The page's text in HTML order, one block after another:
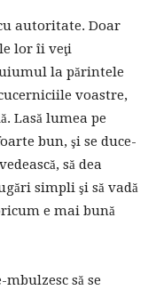
autoritate. Doar
lor îi veţi
la părintele
voastre,
Lasă lumea pe
bun, şi se duce-
să dea
simpli şi să vadă
e mai bună
mbulzesc să se